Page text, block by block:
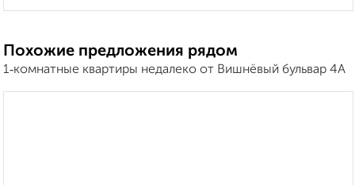
Похожие предложения рядом
1‑комнатные квартиры недалеко от Вишнёвый бульвар 4А